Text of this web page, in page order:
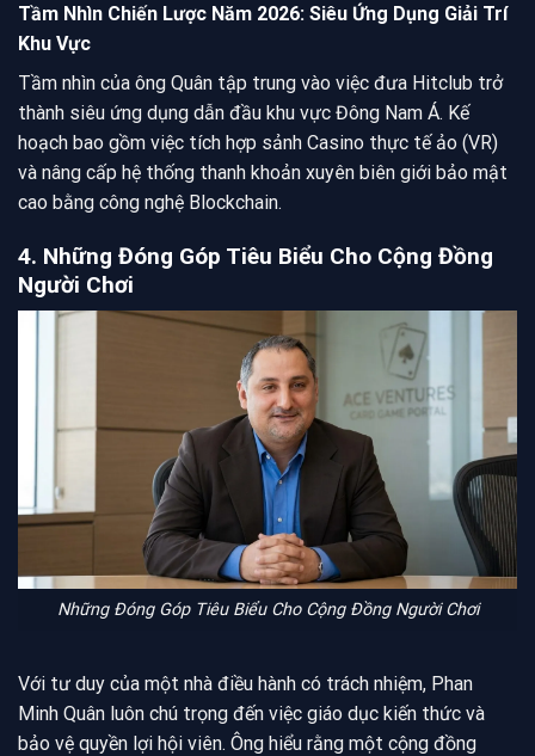
Tầm Nhìn Chiến Lược Năm 2026: Siêu Ứng Dụng Giải Trí
Khu Vực
Tầm nhìn của ông Quân tập trung vào việc đưa Hitclub trở
thành siêu ứng dụng dẫn đầu khu vực Đông Nam Á. Kế
hoạch bao gồm việc tích hợp sảnh Casino thực tế ảo (VR)
và nâng cấp hệ thống thanh khoản xuyên biên giới bảo mật
cao bằng công nghệ Blockchain.
4. Những Đóng Góp Tiêu Biểu Cho Cộng Đồng
Người Chơi
Những Đóng Góp Tiêu Biểu Cho Cộng Đồng Người Chơi
Với tư duy của một nhà điều hành có trách nhiệm, Phan
Minh Quân luôn chú trọng đến việc giáo dục kiến thức và
bảo vệ quyền lợi hội viên. Ông hiểu rằng một cộng đồng